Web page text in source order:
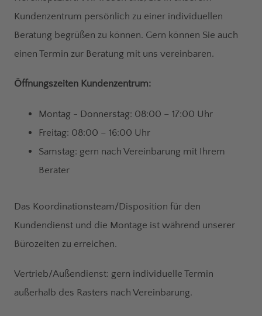
Kundenzentrum persönlich zu einer individuellen
Beratung begrüßen zu können. Gern können Sie auch
einen Termin zur Beratung mit uns vereinbaren.
Öffnungszeiten Kundenzentrum:
Montag - Donnerstag: 08:00 – 17:00 Uhr
Freitag: 08:00 – 16:00 Uhr
Samstag: gern nach Vereinbarung mit Ihrem
Berater
Das Koordinationsteam/Disposition für den
Kundendienst und die Montage ist während unserer
Bürozeiten zu erreichen.
Vertrieb/Außendienst: gern individuelle Termin
außerhalb des Rasters nach Vereinbarung.